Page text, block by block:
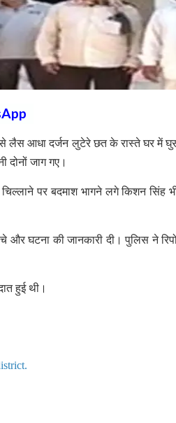
से लैस आधा दर्जन लुटेरे छत के रास्ते घर में
दोनों जाग गए।
पर बदमाश भागने लगे किशन सिंह
घटना की जानकारी दी। पुलिस ने
हुई थी।